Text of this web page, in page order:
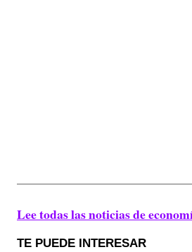
Lee todas las noticias de